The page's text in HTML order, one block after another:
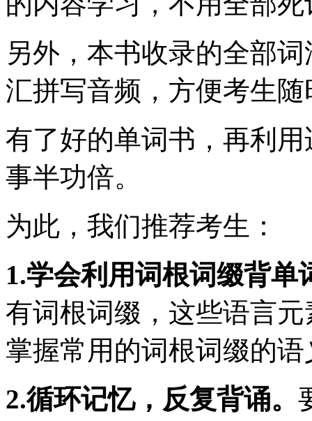
另外，本书收录的全部
汇拼写音频，方便考生
有了好的单词书，再利
事半功倍。
为此，我们推荐考生：
1.学会利用词根词缀背单
有词根词缀，这些语言
掌握常用的词根词缀的
2.循环记忆，反复背诵。